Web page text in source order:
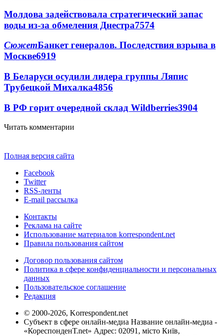
Молдова задействовала стратегический запас
воды из-за обмеления Днестра7574
СюжетБанкет генералов. Последствия взрыва в
Москве6919
В Беларуси осудили лидера группы Ляпис
Трубецкой Михалка4856
В РФ горит очередной склад Wildberries3904
Читать комментарии
Полная версия сайта
Facebook
Twitter
RSS-ленты
E-mail рассылка
Контакты
Реклама на сайте
Использование материалов korrespondent.net
Правила пользования сайтом
Договор пользования сайтом
Политика в сфере конфиденциальности и персональных
данных
Пользовательское соглашение
Редакция
© 2000-2026, Korrespondent.net
Субъект в сфере онлайн-медиа Название онлайн-медиа -
«КореспонденТ.net» Адрес: 02091, місто Київ,